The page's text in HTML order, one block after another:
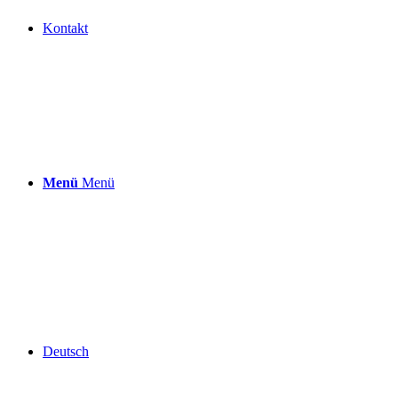
Kontakt
Menü Menü
Deutsch